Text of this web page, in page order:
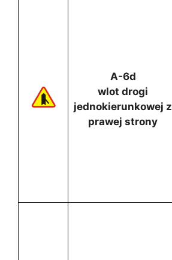
A-6d
wlot drogi
jednokierunkowej z
prawej strony